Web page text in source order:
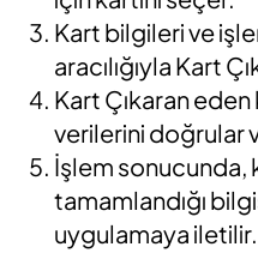
Kart bilgileri ve
aracılığıyla Kart
Kart Çıkaran
verilerini doğrular
İşlem sonucunda,
tamamlandığı
uygulamaya iletilir.